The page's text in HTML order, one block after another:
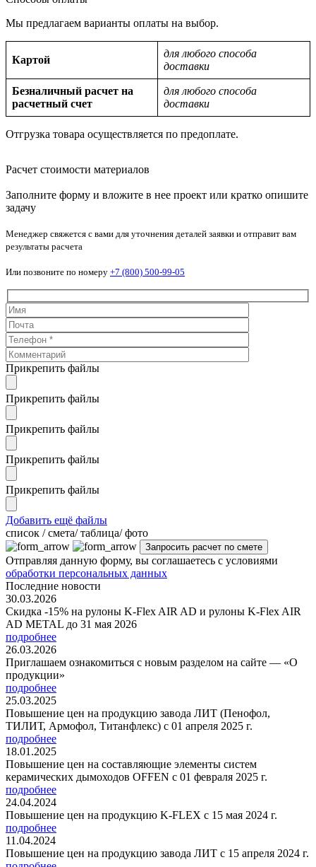
Мы предлагаем варианты оплаты на выбор.
Картой
для любого способа
доставки
Безналичный расчет на
расчетный счет
для любого способа
доставки
Отгрузка товара осуществляется по предоплате.
Расчет стоимости материалов
Заполните форму и вложите в нее проект или кратко опишите
задачу
Менеджер свяжется с вами для уточнения деталей заявки и отправит вам
результаты расчета
Или позвоните по номеру +7 (800) 500-99-05
Прикрепить файлы
Прикрепить файлы
Прикрепить файлы
Прикрепить файлы
Прикрепить файлы
Добавить ещё файлы
cписок / смета/ таблица/ фото
Отправляя данную форму, вы соглашаетесь с условиями
обработки персональных данных
Последние новости
30.03.2026
Скидка -15% на рулоны K-Flex AIR AD и рулоны K-Flex AIR
AD METAL до 31 мая 2026
подробнее
26.03.2026
Приглашаем ознакомиться с новым разделом на сайте — «О
продукции»
подробнее
25.03.2025
Повышение цен на продукцию завода ЛИТ (Пенофол,
ТИЛИТ, Армофол, Титанфлекс) с 01 апреля 2025 г.
подробнее
18.01.2025
Повышение цен на составляющие элементы систем
керамических дымоходов OFFEN с 01 февраля 2025 г.
подробнее
24.04.2024
Повышение цен на продукцию K-FLEX с 15 мая 2024 г.
подробнее
11.04.2024
Повышение цен на продукцию завода ЛИТ с 15 апреля 2024 г.